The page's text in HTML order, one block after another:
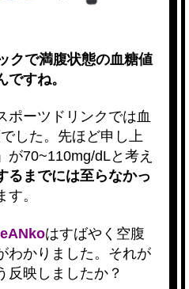
クで満腹状態の血糖値
ですね。
ポーツドリンクでは血
した。先ほど申し上
が70~110mg/dLと考え
るまでには至らなかっ
。
はすばやく空腹
わかりました。それが
反映しましたか？